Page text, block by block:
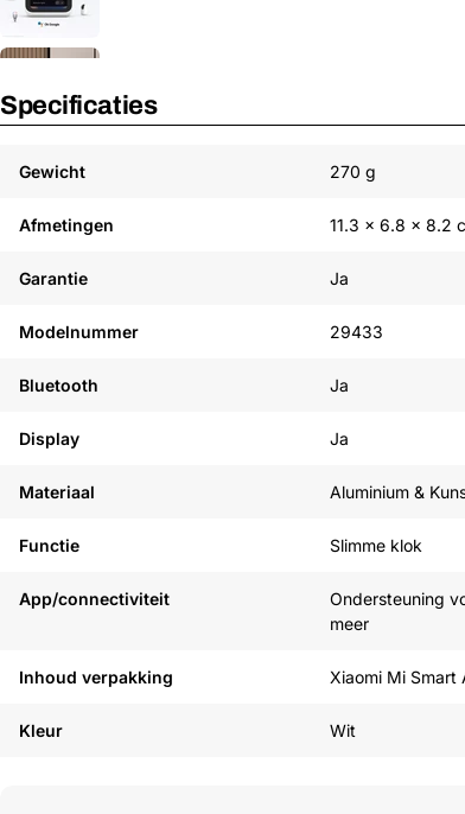
Nooit meer
Specificaties
Gewicht 270 g
Afmetingen 11.3 x 6.8 x 8.2
Garantie Ja
Modelnummer 29433
Bluetooth Ja
Display Ja
Materiaal Aluminium &
Functie Slimme klok
App/connectiviteit
Ondersteuning
meer
Inhoud verpakking Xiaomi Mi Smart
Kleur Wit